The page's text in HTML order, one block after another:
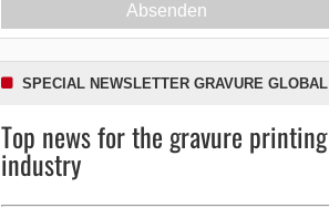
Absenden
SPECIAL NEWSLETTER GRAVURE GLOBAL
Top news for the gravure printing
industry